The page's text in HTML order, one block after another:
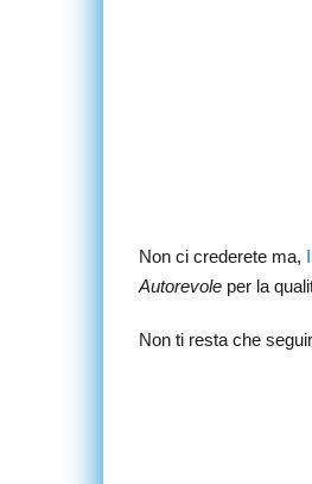
Non ci crederete ma,
Autorevole per la
Non ti resta che